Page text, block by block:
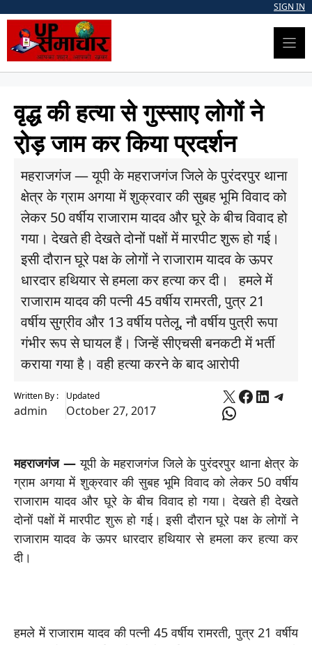
content
SIGN IN
वृद्ध की हत्या से गुस्साए लोगों ने
रो़ड़ जाम कर किया प्रदर्शन
महराजगंज — यूपी के महराजगंज जिले के पुरंदरपुर थाना
क्षेत्र के ग्राम अगया में शुक्रवार की सुबह भूमि विवाद को
लेकर 50 वर्षीय राजाराम यादव और घूरे के बीच विवाद हो
गया। देखते ही देखते दोनों पक्षों में मारपीट शुरू हो गई।
इसी दौरान घूरे पक्ष के लोगों ने राजाराम यादव के ऊपर
धारदार हथियार से हमला कर हत्‍या कर दी। हमले में
राजाराम यादव की पत्नी 45 वर्षीय रामरती, पुत्र 21
वर्षीय सुग्रीव और 13 वर्षीय पतेलू, नौ वर्षीय पुत्री रूपा
गंभीर रूप से घायल हैं। जिन्हें सीएचसी बनकटी में भर्ती
कराया गया है। वही हत्या करने के बाद आरोपी
Written By :
admin
Updated
October 27, 2017
X Facebook
WhatsApp
महराजगंज —यूपी के महराजगंज जिले के पुरंदरपुर थाना क्षेत्र के
ग्राम अगया में शुक्रवार की सुबह भूमि विवाद को लेकर 50 वर्षीय
राजाराम यादव और घूरे के बीच विवाद हो गया। देखते ही देखते
दोनों पक्षों में मारपीट शुरू हो गई। इसी दौरान घूरे पक्ष के लोगों ने
राजाराम यादव के ऊपर धारदार हथियार से हमला कर हत्‍या कर
दी।
हमले में राजाराम यादव की पत्नी 45 वर्षीय रामरती, पुत्र 21 वर्षीय